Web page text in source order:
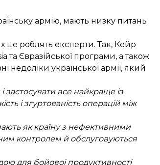
армію, мають низку питань
це роблять експерти. Так, Кейр
та Євразійської програми, а також
недоліки української армії, який
застосувати все найкраще із
і згуртованість операцій між
як країну з нефективними
контролем й обслуговуються
для бойової продуктивності